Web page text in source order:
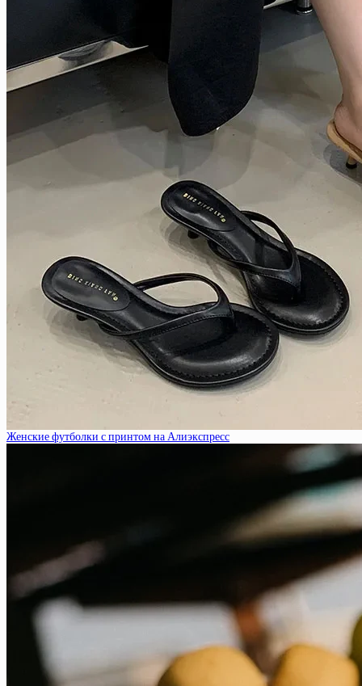
Женские футболки с принтом на Алиэкспресс